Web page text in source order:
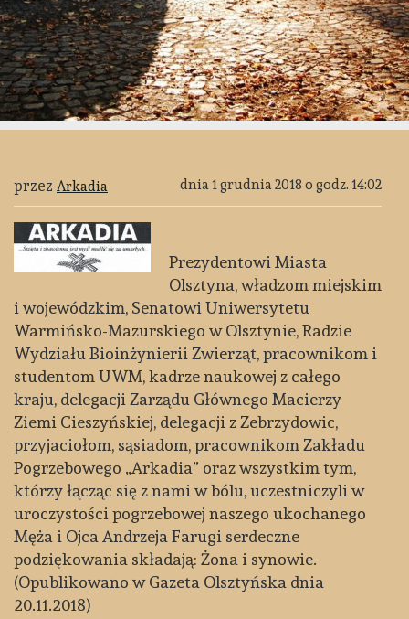
przez Arkadia dnia 1 grudnia 2018 o godz. 14:02
Prezydentowi Miasta
Olsztyna, władzom miejskim
i wojewódzkim, Senatowi Uniwersytetu
Warmińsko-Mazurskiego w Olsztynie, Radzie
Wydziału Bioinżynierii Zwierząt, pracownikom i
studentom UWM, kadrze naukowej z całego
kraju, delegacji Zarządu Głównego Macierzy
Ziemi Cieszyńskiej, delegacji z Zebrzydowic,
przyjaciołom, sąsiadom, pracownikom Zakładu
Pogrzebowego „Arkadia” oraz wszystkim tym,
którzy łącząc się z nami w bólu, uczestniczyli w
uroczystości pogrzebowej naszego ukochanego
Męża i Ojca Andrzeja Farugi serdeczne
podziękowania składają: Żona i synowie.
(Opublikowano w Gazeta Olsztyńska dnia
20.11.2018)